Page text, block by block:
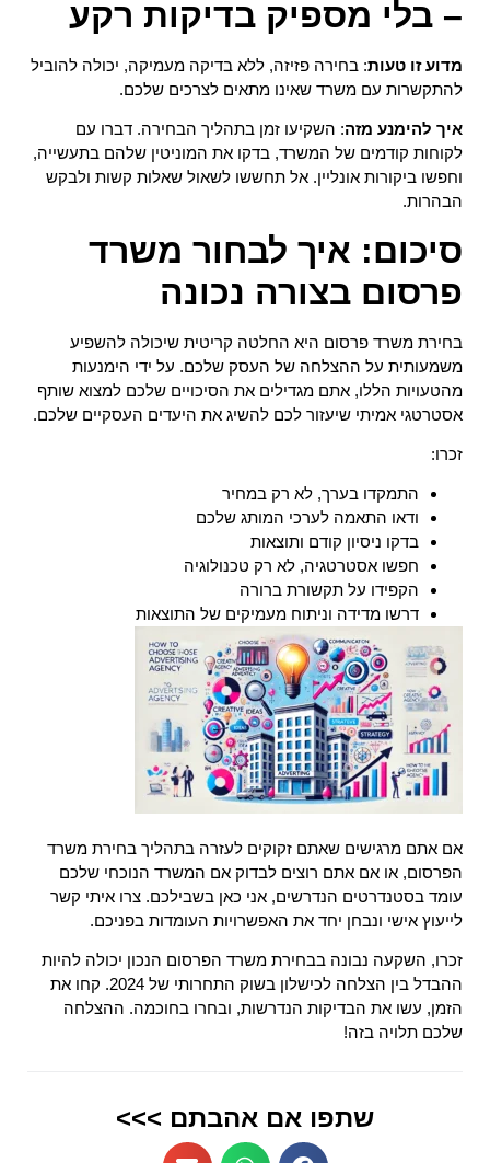
– בלי מספיק בדיקות רקע
מדוע זו טעות: בחירה פזיזה, ללא בדיקה מעמיקה, יכולה להוביל
להתקשרות עם משרד שאינו מתאים לצרכים שלכם.
איך להימנע מזה: השקיעו זמן בתהליך הבחירה. דברו עם
לקוחות קודמים של המשרד, בדקו את המוניטין שלהם בתעשייה,
וחפשו ביקורות אונליין. אל תחששו לשאול שאלות קשות ולבקש
הבהרות.
סיכום: איך לבחור משרד
פרסום בצורה נכונה
בחירת משרד פרסום היא החלטה קריטית שיכולה להשפיע
משמעותית על ההצלחה של העסק שלכם. על ידי הימנעות
מהטעויות הללו, אתם מגדילים את הסיכויים שלכם למצוא שותף
אסטרטגי אמיתי שיעזור לכם להשיג את היעדים העסקיים שלכם.
זכרו:
התמקדו בערך, לא רק במחיר
ודאו התאמה לערכי המותג שלכם
בדקו ניסיון קודם ותוצאות
חפשו אסטרטגיה, לא רק טכנולוגיה
הקפידו על תקשורת ברורה
דרשו מדידה וניתוח מעמיקים של התוצאות
אם אתם מרגישים שאתם זקוקים לעזרה בתהליך בחירת משרד
הפרסום, או אם אתם רוצים לבדוק אם המשרד הנוכחי שלכם
עומד בסטנדרטים הנדרשים, אני כאן בשבילכם. צרו איתי קשר
לייעוץ אישי ונבחן יחד את האפשרויות העומדות בפניכם.
זכרו, השקעה נבונה בבחירת משרד הפרסום הנכון יכולה להיות
ההבדל בין הצלחה לכישלון בשוק התחרותי של 2024. קחו את
הזמן, עשו את הבדיקות הנדרשות, ובחרו בחוכמה. ההצלחה
שלכם תלויה בזה!
שתפו אם אהבתם >>>